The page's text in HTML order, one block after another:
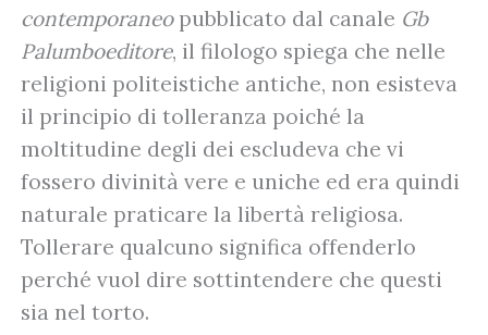
contemporaneopubblicato dal canale Gb
Palumboeditore, il filologo spiega che nelle
religioni politeistiche antiche, non esisteva
il principio di tolleranza poiché la
moltitudine degli dei escludeva che vi
fossero divinità vere e uniche ed era quindi
naturale praticare la libertà religiosa.
Tollerare qualcuno significa offenderlo
perché vuol dire sottintendere che questi
sia nel torto.